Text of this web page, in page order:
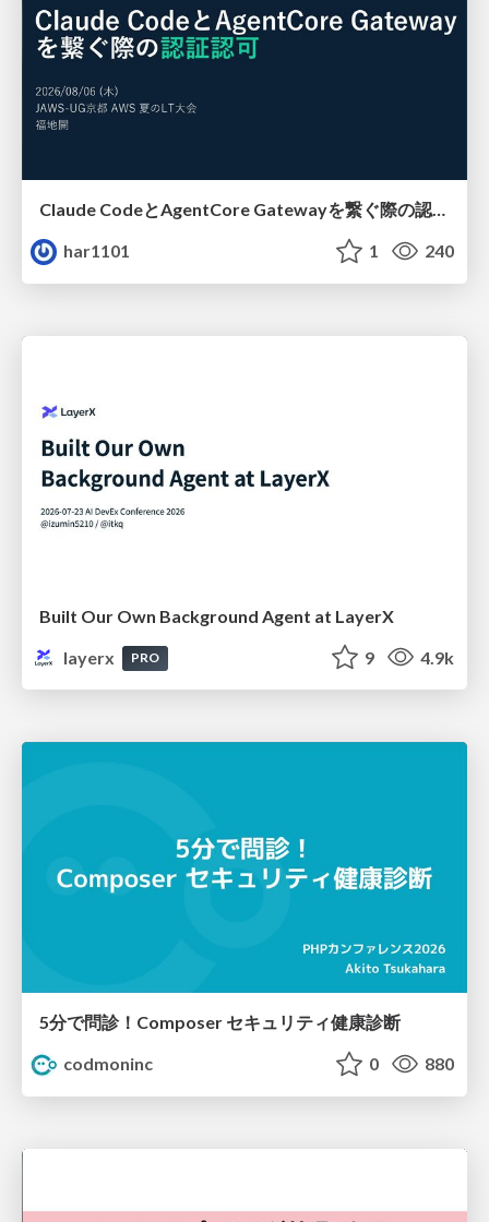
Claude CodeとAgentCore Gatewayを繋ぐ際の認証認可 / Authentication and authorization when connecting Claude Code with AgentCore Gateway
har1101
1 240
Built Our Own Background Agent at LayerX
layerx
PRO 9 4.9k
5分で問診！Composer セキュリティ健康診断
codmoninc
0 880